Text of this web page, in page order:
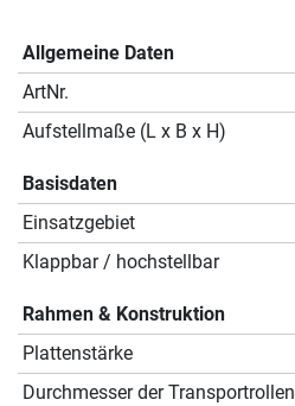
Allgemeine Daten
ArtNr.
Aufstellmaße (L x B x H)
Basisdaten
Einsatzgebiet
Klappbar / hochstellbar
Rahmen & Konstruktion
Plattenstärke
Durchmesser der Transportrollen